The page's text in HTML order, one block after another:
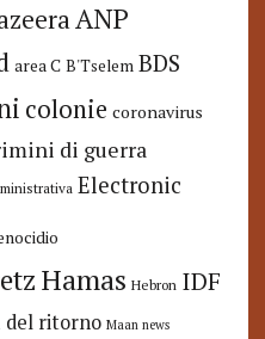
ANP
area C B'Tselem BDS
colonie coronavirus
di guerra
Electronic
Hamas Hebron IDF
del ritorno Maan news